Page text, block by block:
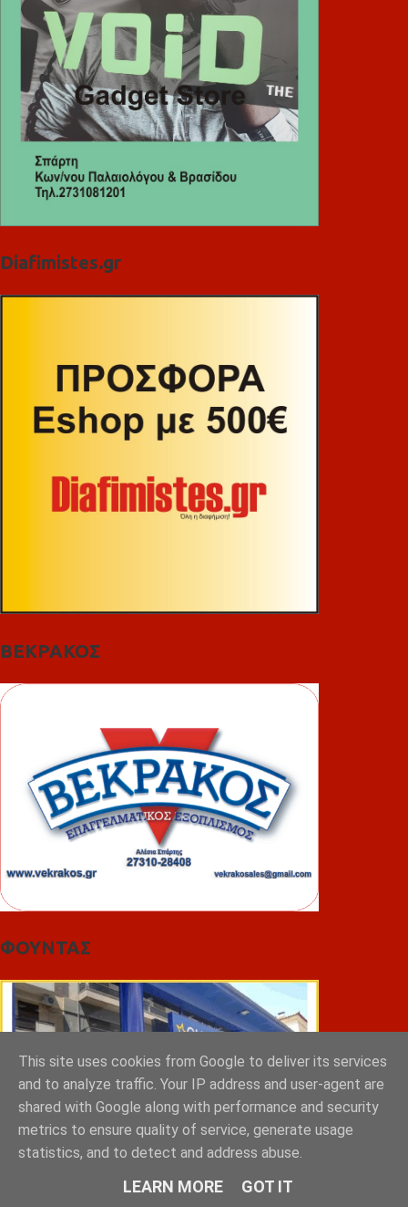
Diafimistes.gr
ΒΕΚΡΑΚΟΣ
ΦΟΥΝΤΑΣ
This site uses cookies from Google to deliver its services
and to analyze traffic. Your IP address and user-agent are
shared with Google along with performance and security
metrics to ensure quality of service, generate usage
statistics, and to detect and address abuse.
LEARN MORE GOT IT